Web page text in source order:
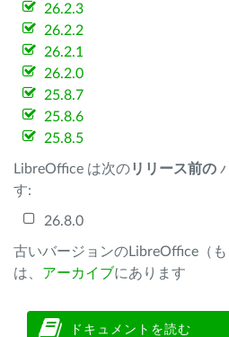
26.2.3
26.2.2
26.2.1
26.2.0
25.8.7
25.8.6
25.8.5
LibreOffice は次のリリース前の
す:
26.8.0
古いバージョンのLibreOffice（も
は、 アーカイブにあります
ドキュメントを読む